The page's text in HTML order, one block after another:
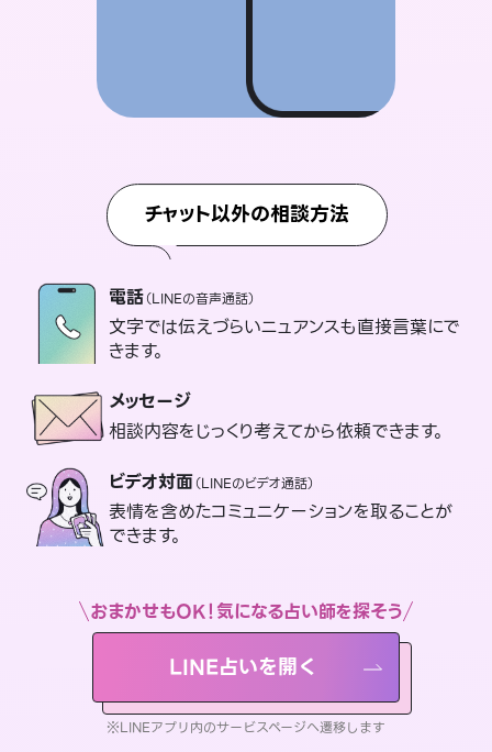
チャット以外の相談方法
電話（LINEの音声通話）
文字では伝えづらいニュアンスも直接言葉にで
きます。
メッセージ
相談内容をじっくり考えてから依頼できます。
ビデオ対面（LINEのビデオ通話）
表情を含めたコミュニケーションを取ることが
できます。
おまかせもOK！気になる占い師を探そう
LINE占いを開く
※LINEアプリ内のサービスページへ遷移します